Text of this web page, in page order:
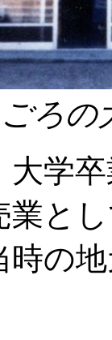
ろの
学
業と
時の